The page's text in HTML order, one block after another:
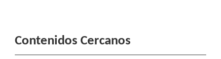
Contenidos Cercanos